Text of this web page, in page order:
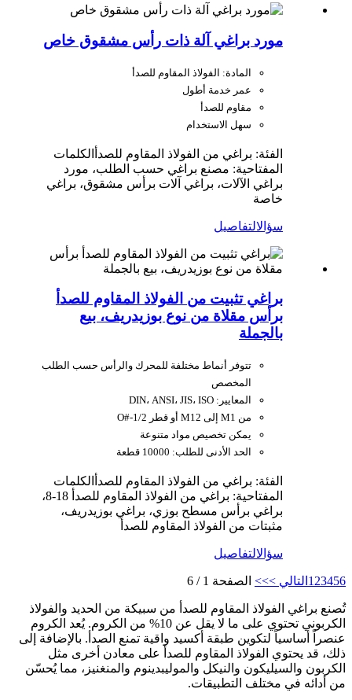
مورد براغي آلة ذات رأس مشقوق خاص
المادة: الفولاذ المقاوم للصدأ
عمر خدمة أطول
مقاوم للصدأ
سهل الاستخدام
الفئة: براغي من الفولاذ المقاوم للصدأ الكلمات
المفتاحية: مصنع براغي حسب الطلب، مورد
براغي الآلات، براغي آلات برأس مشقوق، براغي
خاصة
سؤالالتفاصيل
براغي تثبيت من الفولاذ المقاوم للصدأ
برأس مقلاة من نوع بوزيدريف، بيع
بالجملة
تتوفر أنماط مختلفة للمحرك والرأس حسب الطلب
المخصص
المعايير: DIN، ANSI، JIS، ISO
من M1 إلى M12 أو قطر O#-1/2
يمكن تخصيص مواد متنوعة
الحد الأدنى للطلب: 10000 قطعة
الفئة: براغي من الفولاذ المقاوم للصدأ الكلمات
المفتاحية: براغي من الفولاذ المقاوم للصدأ 18-8،
براغي برأس مسطح بوزي، براغي بوزيدريف،
مثبتات من الفولاذ المقاوم للصدأ
سؤالالتفاصيل
1 23456 التالي >>> الصفحة 1 / 6
تُصنع براغي الفولاذ المقاوم للصدأ من سبيكة من الحديد والفولاذ
الكربوني تحتوي على ما لا يقل عن 10% من الكروم. يُعد الكروم
عنصراً أساسياً لتكوين طبقة أكسيد واقية تمنع الصدأ. بالإضافة إلى
ذلك، قد يحتوي الفولاذ المقاوم للصدأ على معادن أخرى مثل
الكربون والسيليكون والنيكل والموليبدينوم والمنغنيز، مما يُحسّن
من أدائه في مختلف التطبيقات.